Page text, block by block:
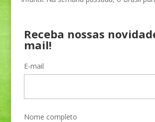
Receba nossas
mail!
E-mail
Nome completo